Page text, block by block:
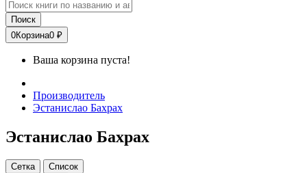
Поиск
0Корзина0 ₽
Ваша корзина пуста!
Производитель
Эстанислао Бахрах
Эстанислао Бахрах
Сетка Список